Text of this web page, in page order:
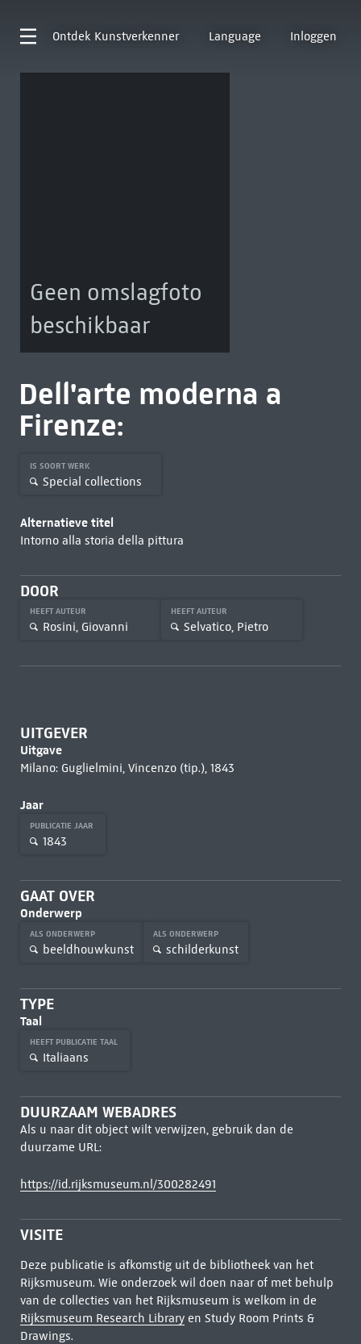
Ontdek Kunstverkenner Language Inloggen
Geen omslagfoto
beschikbaar
Dell'arte moderna a
Firenze:
IS SOORT WERK
Special collections
Alternatieve titel
Intorno alla storia della pittura
DOOR
HEEFT AUTEUR
Rosini, Giovanni
HEEFT AUTEUR
Selvatico, Pietro
UITGEVER
Uitgave
Milano: Guglielmini, Vincenzo (tip.), 1843
Jaar
PUBLICATIE JAAR
1843
GAAT OVER
Onderwerp
ALS ONDERWERP
beeldhouwkunst
ALS ONDERWERP
schilderkunst
TYPE
Taal
HEEFT PUBLICATIE TAAL
Italiaans
DUURZAAM WEBADRES
Als u naar dit object wilt verwijzen, gebruik dan de
duurzame URL:
https://id.rijksmuseum.nl/300282491
VISITE
Deze publicatie is afkomstig uit de bibliotheek van het
Rijksmuseum. Wie onderzoek wil doen naar of met behulp
van de collecties van het Rijksmuseum is welkom in de
Rijksmuseum Research Libraryen Study Room Prints &
Drawings.